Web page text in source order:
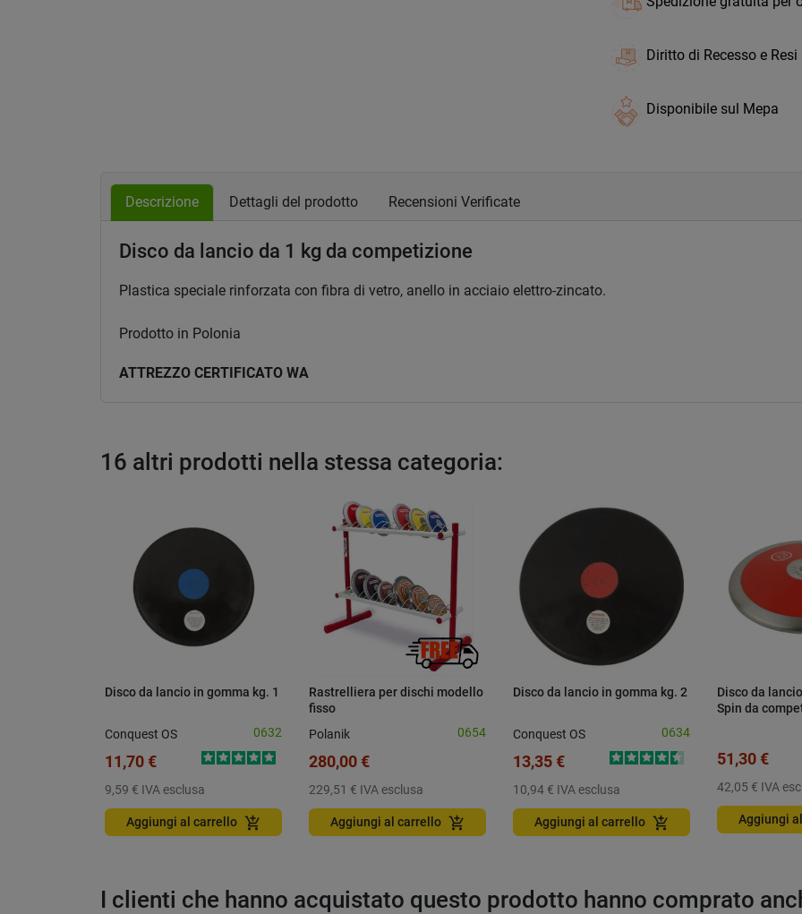
Diritto di Recesso e Resi
Disponibile sul Mepa
Descrizione Dettagli del prodotto Recensioni Verificate
Disco da lancio da 1 kg da competizione
Plastica speciale rinforzata con fibra di vetro, anello in acciaio elettro-zincato.
Prodotto in Polonia
ATTREZZO CERTIFICATO WA
16 altri prodotti nella stessa categoria:
Disco da lancio in gomma kg. 1
Conquest OS 0632
11,70 €
9,59 € IVA esclusa
Aggiungi al carrello add_shopping_cart
Rastrelliera per dischi modello
fisso
Polanik 0654
280,00 €
229,51 € IVA esclusa
Aggiungi al carrello add_shopping_cart
Disco da lancio in gomma kg. 2
Conquest OS 0634
13,35 €
10,94 € IVA esclusa
Aggiungi al carrello add_shopping_cart
Disco da
Spin da
51,30 €
42,05 € IVA
Aggiungi
I clienti che hanno acquistato questo prodotto hanno comprato